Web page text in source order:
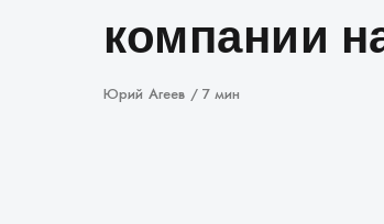
компании
Автор
Юрий Агеев 7 мин